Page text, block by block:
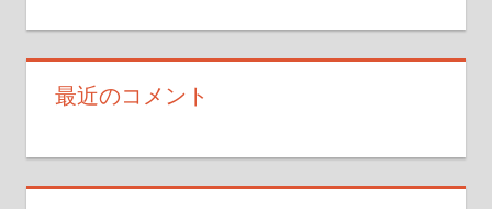
最近のコメント